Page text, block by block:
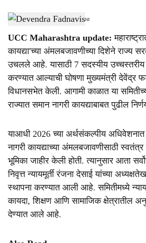
a
r
e
Devendra Fadnavis -Sarkarnama
UCC Maharashtra update:
कायद्या'च्या अंमलबजावणीच्या दिशेने राज्य
उचलले आहे. यासाठी 7 सदस्यीय उच्चस्तरीय
करण्यात आल्याची घोषणा मुख्यमंत्री देवेंद्र
विधानसभेत केली. आगामी काळात या
राज्यात समान नागरी कायद्याबाबत पुढील
याआधी 2026 च्या अर्थसंकल्पीय
नागरी कायद्याच्या अंमलबजावणीसाठी स्वतंत्र
भूमिका जाहीर केली होती. त्यानुसार आता
निवृत्त न्यायमूर्ती रंजना देसाई यांच्या
स्थापना करण्यात आली आहे. समितीमध्ये
कायदा, शिक्षण आणि सामाजिक क्षेत्रातील
देण्यात आले आहे.